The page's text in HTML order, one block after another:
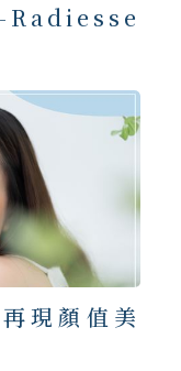
-Radiesse
現顏值美